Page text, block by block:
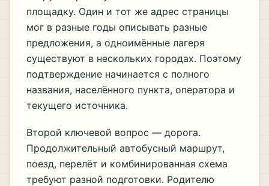
площадку. Один и тот же адрес страницы
мог в разные годы описывать разные
предложения, а одноимённые лагеря
существуют в нескольких городах. Поэтому
подтверждение начинается с полного
названия, населённого пункта, оператора и
текущего источника.
Второй ключевой вопрос — дорога.
Продолжительный автобусный маршрут,
поезд, перелёт и комбинированная схема
требуют разной подготовки. Родителю